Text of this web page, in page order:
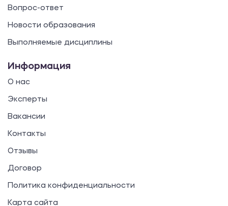
Вопрос-ответ
Новости образования
Выполняемые дисциплины
Информация
О нас
Эксперты
Вакансии
Контакты
Отзывы
Договор
Политика конфиденциальности
Карта сайта